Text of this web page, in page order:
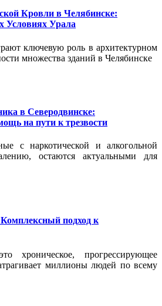
Кровли в Челябинске:
Условиях Урала
ключевую роль в архитектурном
множества зданий в Челябинске
в Северодвинске:
на пути к трезвости
с наркотической и алкогольной
остаются актуальными для
подход к
хроническое, прогрессирующее
миллионы людей по всему